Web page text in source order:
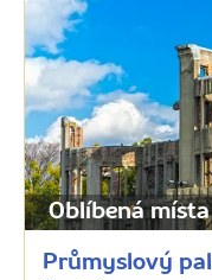
Oblíbená místa
Průmyslový